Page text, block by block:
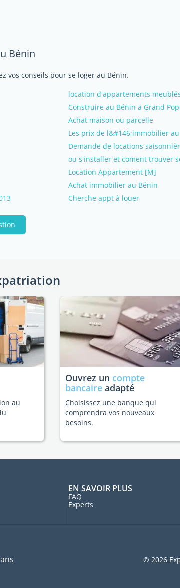
Bénin
vos conseils pour se loger au Bénin.
location d'appartements
Construire au Bénin a Grand
Achat maison ou parcelle
Les prix de l&#146;immobilier
Demande de locations
ou s'installer et coment trouver
Location Appartement [M]
Achat immobilier au Bénin
Cherche appt à louer
au
Ouvrez un compte
bancaire adapté
Choisissez une banque qui
comprendra vos nouveaux
besoins.
EN SAVOIR PLUS
FAQ
Experts
© 2026